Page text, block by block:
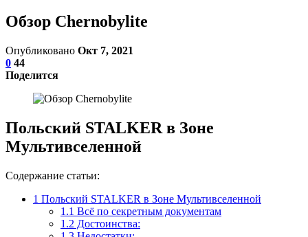
Обзор Chernobylite
Опубликовано Окт 7, 2021
0 44
Поделится
Польский STALKER в Зоне
Мультивселенной
Содержание статьи:
1 Польский STALKER в Зоне Мультивселенной
1.1 Всё по секретным документам
1.2 Достоинства: